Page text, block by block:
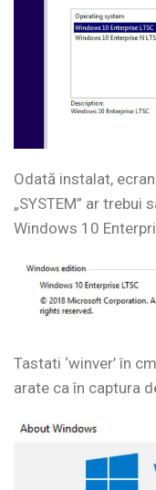
Odată instalat,
„SYSTEM” ar trebui
Windows 10
Tastati ‘winver’ în
arate ca în captura